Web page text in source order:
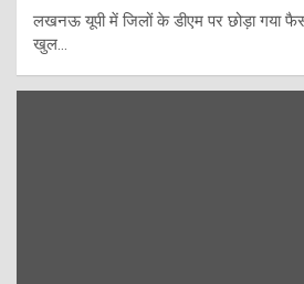
लखनऊ यूपी में जिलों के डीएम पर छोड़ा गया
खुल…